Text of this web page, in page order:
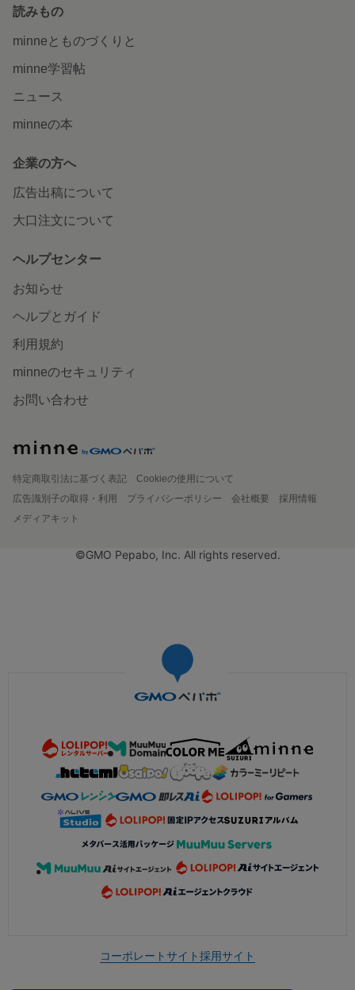
読みもの
minneとものづくりと
minne学習帖
ニュース
minneの本
企業の方へ
広告出稿について
大口注文について
ヘルプセンター
お知らせ
ヘルプとガイド
利用規約
minneのセキュリティ
お問い合わせ
特定商取引法に基づく表記
Cookieの使用について
広告識別子の取得・利用
プライバシーポリシー 会社概要
採用情報
メディアキット
©GMO Pepabo, Inc. All rights reserved.
コーポレートサイト採用サイト